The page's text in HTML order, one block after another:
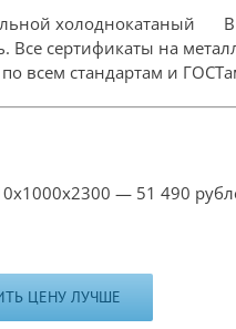
Все сертификаты на
всем стандартам и
— 51 490
ЦЕНУ ЛУЧШЕ